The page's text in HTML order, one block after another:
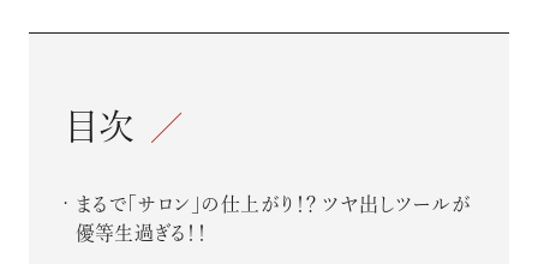
目次
まるで｢サロン｣の仕上がり！？ ツヤ出しツールが
優等生過ぎる！！